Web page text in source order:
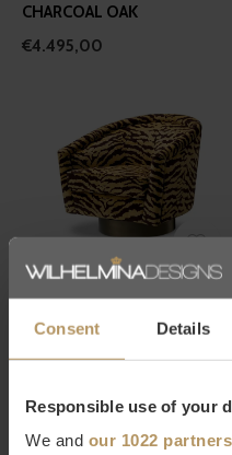
Consent Details
Responsible use of your
We and our 1022 partners
CHARCOAL OAK
€4.495,00
EICHHOLTZ
DRAAISTOEL CATENE -
TIGRIS BROWN
€1.795,00